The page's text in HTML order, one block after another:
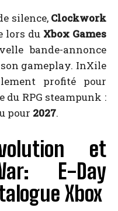
silence, Clockwork
lors du Xbox Games
bande-annonce
gameplay. InXile
profité pour
RPG steampunk :
pour 2027.
et
E-Day
Xbox